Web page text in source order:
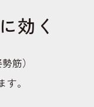
効く
筋）
。